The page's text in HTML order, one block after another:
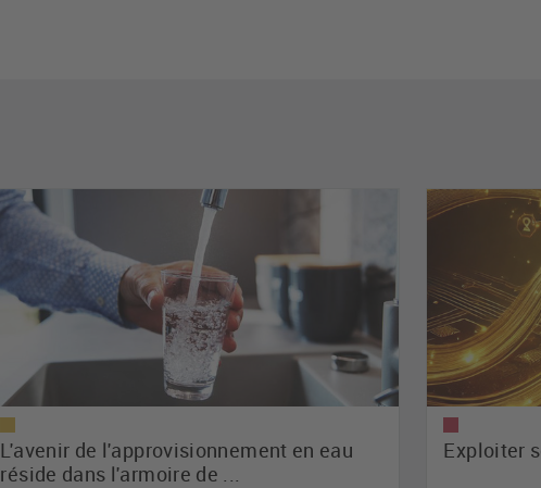
L'avenir de l'approvisionnement en eau
réside dans l'armoire de ...
Exploiter